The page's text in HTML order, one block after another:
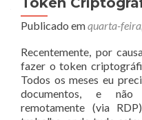
Publicado emquarta-
Recentemente, por
fazer o token
Todos os meses eu
documentos, e não
remotamente (via